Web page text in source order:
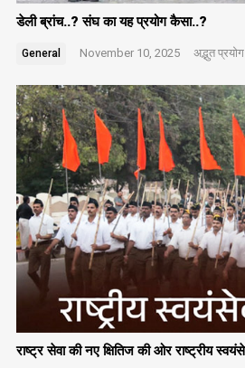
डेली ब्रांच..? संघ का यह प्रयोग कैसा..?
General November 10, 2025 अद्भुत प्रयोग
राष्ट्र सेवा की नए क्षितिज की ओर राष्ट्रीय